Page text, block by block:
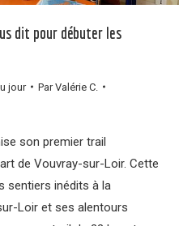
dit pour débuter les
jour ParValérie C.
son premier trail
de Vouvray-sur-Loir. Cette
sentiers inédits à la
Loir et ses alentours